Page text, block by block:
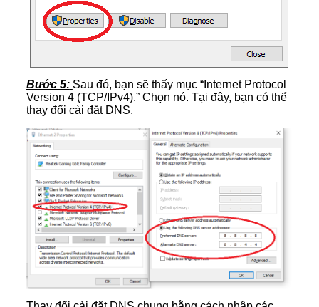
Bước 5: Sau đó, bạn sẽ thấy mục “Internet Protocol
Version 4 (TCP/IPv4).” Chọn nó. Tại đây, bạn có thể
thay đổi cài đặt DNS.